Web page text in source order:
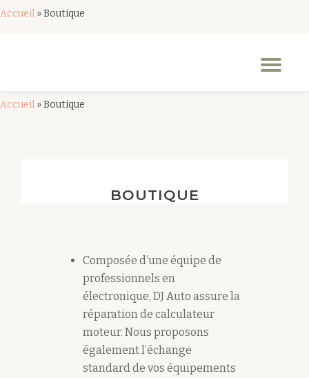
Accueil »Boutique
Accueil »Boutique
BOUTIQUE
Composée d’une équipe de
professionnels en
électronique, DJ Auto assure la
réparation de calculateur
moteur. Nous proposons
également l’échange
standard de vos équipements